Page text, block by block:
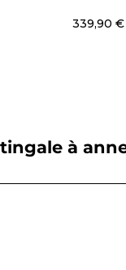
Prix de
339,90 €
à